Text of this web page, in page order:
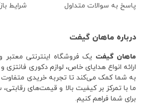
پاسخ به سوالات متداول
شرایط
درباره ماهان گیفت
ماهان گیفت یک فروشگاه اینترنتی
ارائه انواع هدایای خاص، لوازم دکوری
به شما کمک می‌کند تا تجربه خریدی
ما با تمرکز بر کیفیت بالا و قیمت‌های
برای شما فراهم کنیم.